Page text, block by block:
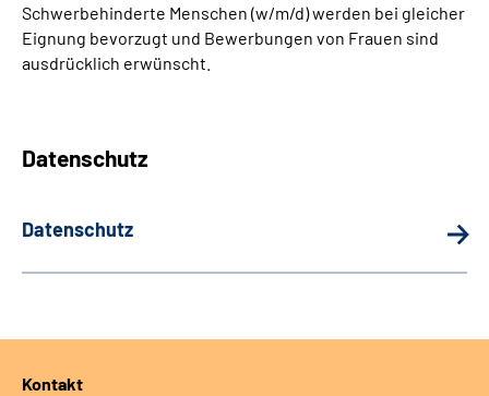
Schwerbehinderte Menschen (w/m/d) werden bei gleicher
Eignung bevorzugt und Bewerbungen von Frauen sind
ausdrücklich erwünscht.
Datenschutz
Datenschutz
Kontakt